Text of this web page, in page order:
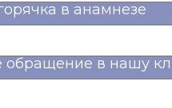
в анамнезе
обращение в нашу